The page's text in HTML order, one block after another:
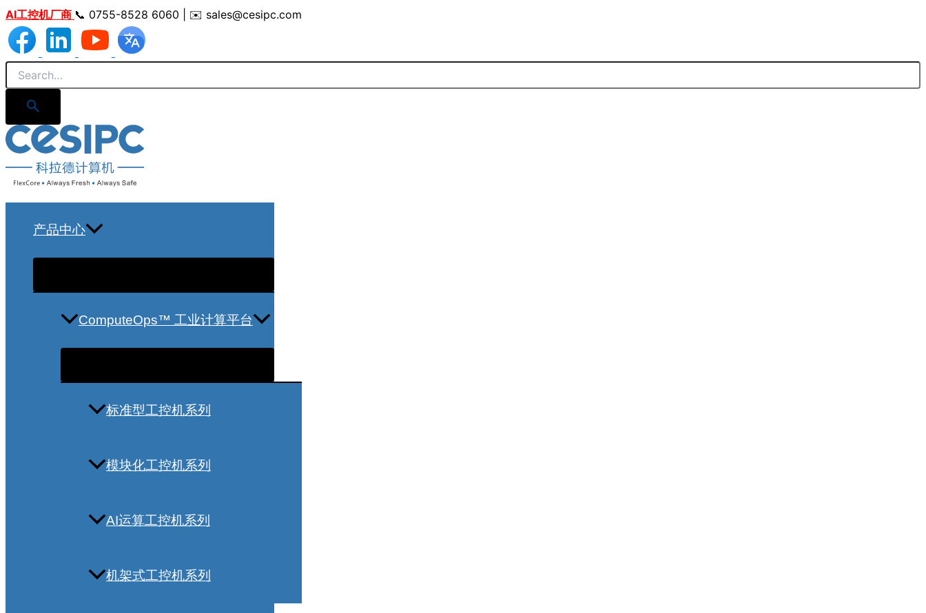
跳
至
内
容
AI工控机厂商 📞 0755-8528 6060 | ✉️ sales@cesipc.com
产品中心
ComputeOps™ 工业计算平台
标准型工控机系列
模块化工控机系列
AI运算工控机系列
机架式工控机系列